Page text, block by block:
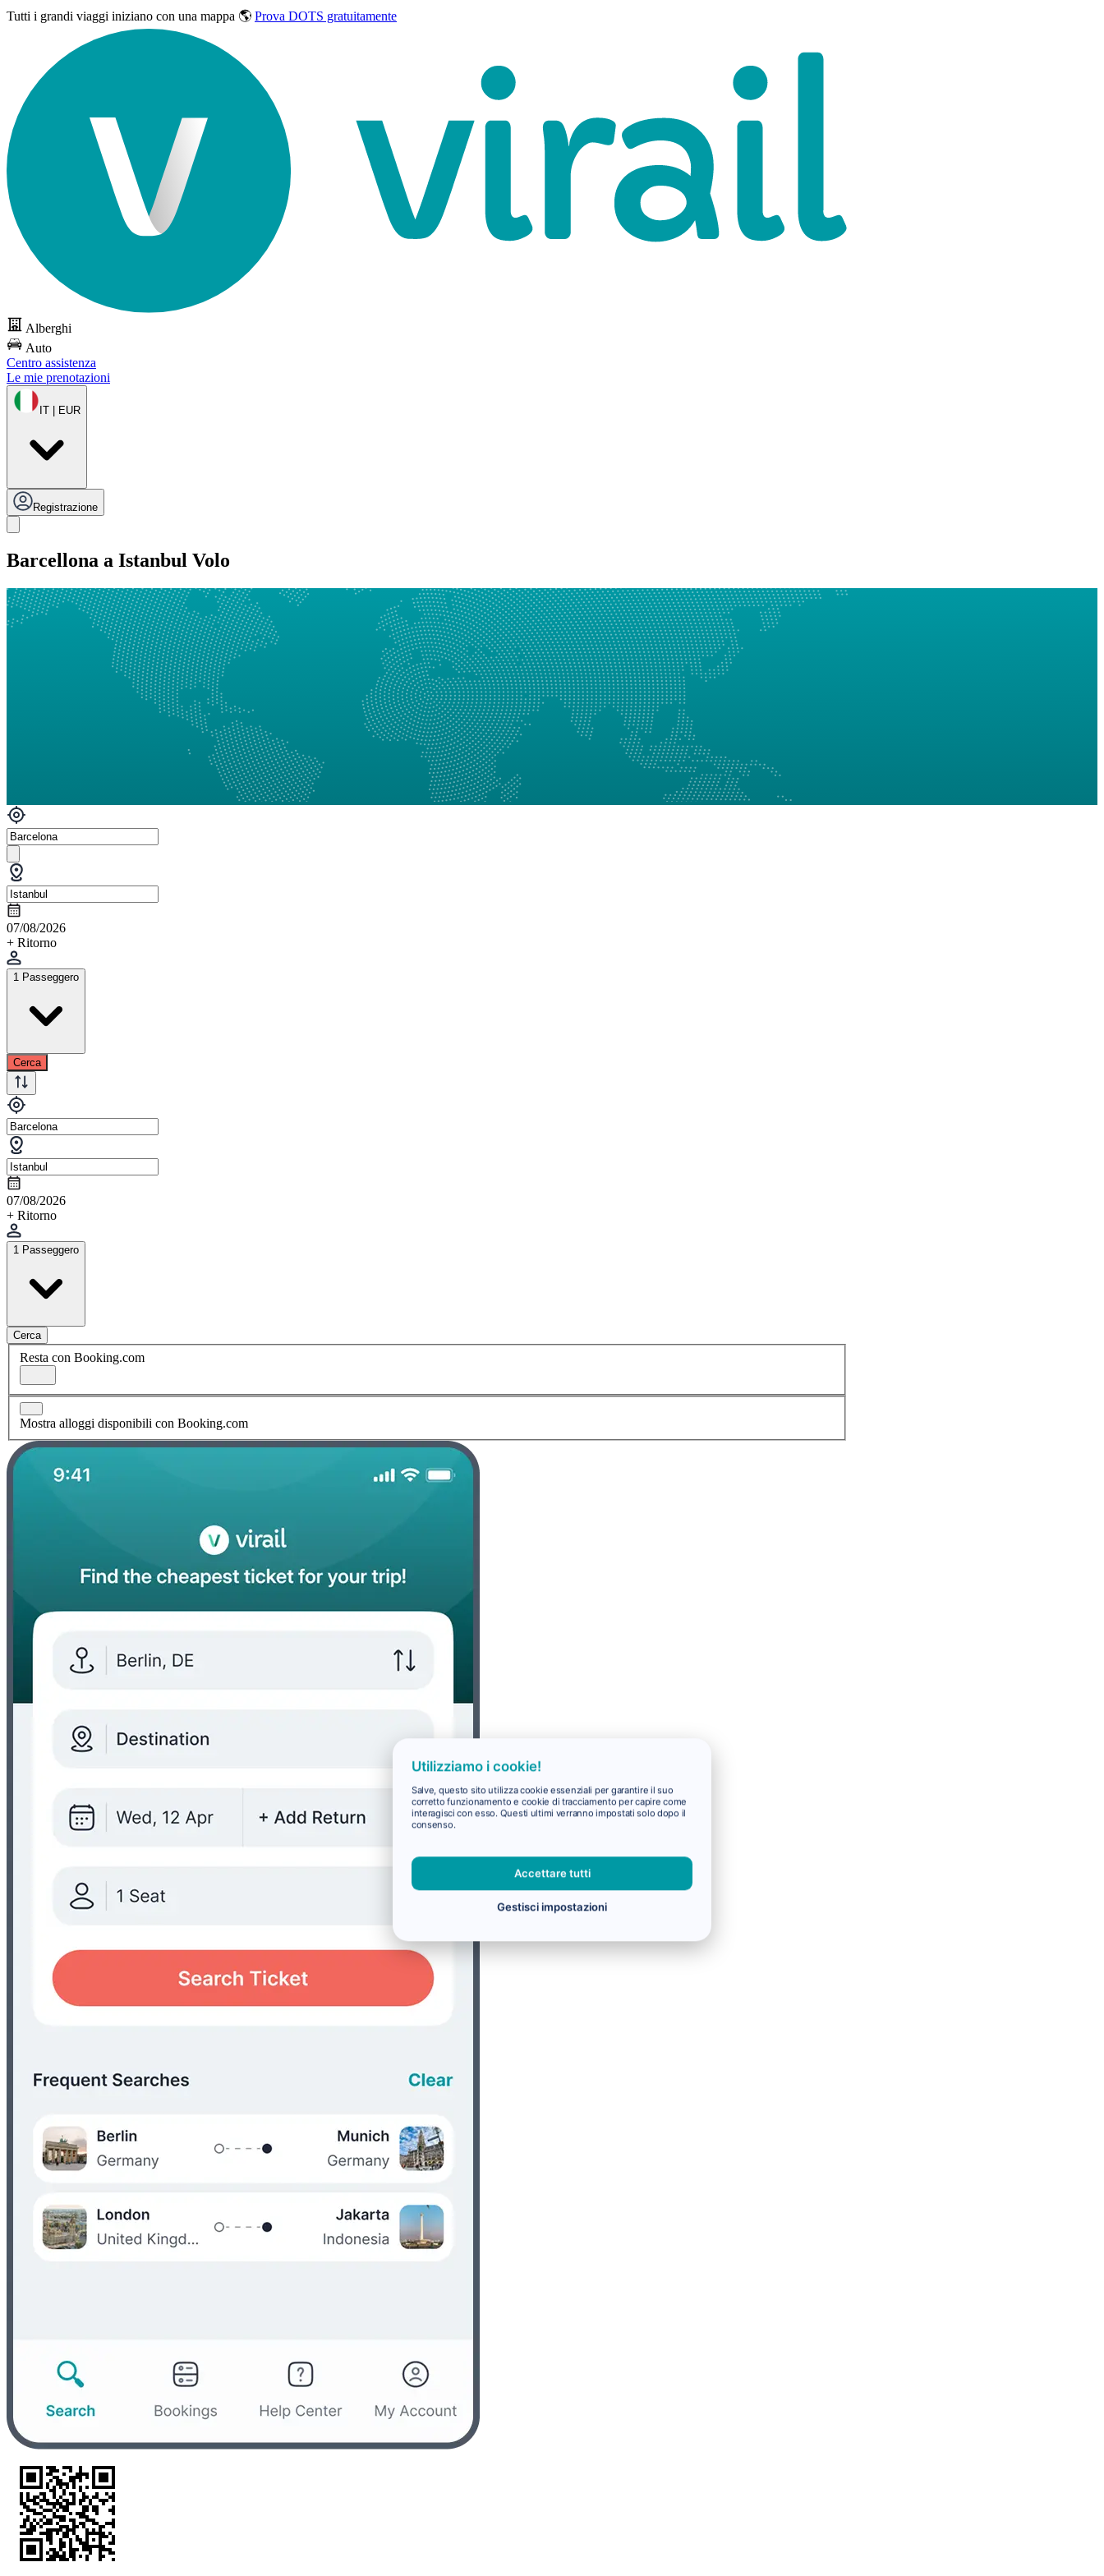
Tutti i grandi viaggi iniziano con una mappa 🌎 Prova DOTS gratuitamente
Alberghi
Auto
Centro assistenza
Le mie prenotazioni
IT | EUR
Registrazione
Barcellona a Istanbul Volo
07/08/2026
+ Ritorno
1 Passeggero
Cerca
07/08/2026
+ Ritorno
1 Passeggero
Cerca
Resta con Booking.com
Mostra alloggi disponibili con Booking.com
Utilizziamo i cookie!
Salve, questo sito utilizza cookie essenziali per garantire il suo
corretto funzionamento e cookie di tracciamento per capire come
interagisci con esso. Questi ultimi verranno impostati solo dopo il
consenso.
Accettare tutti
Gestisci impostazioni